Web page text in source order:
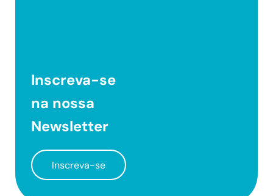
Inscreva-se
na nossa
Newsletter
Inscreva-se